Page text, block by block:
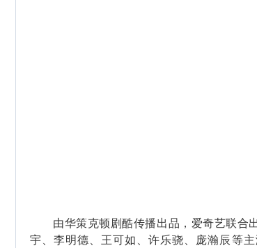
由华策克顿剧酷传播出品，爱奇艺联合
宇、李明德、王可如、许乐骁、庞瀚辰等